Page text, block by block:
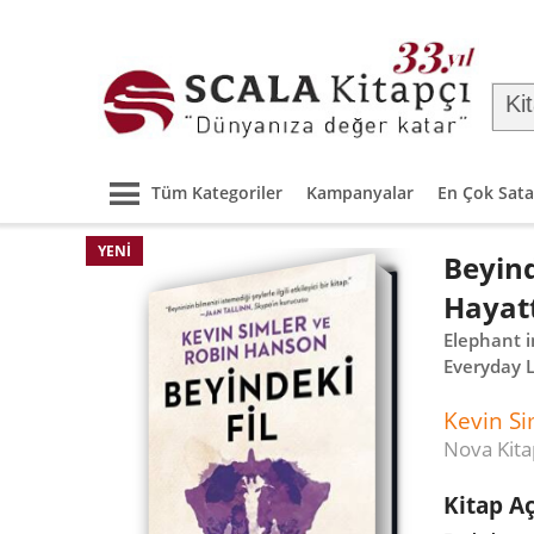
Tüm Kategoriler Kampanyalar En Çok
YENI
Elephant
Everyday
Kevin
Nova
Kitap